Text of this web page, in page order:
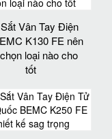
Vân Tay Điện
K130 FE nên
loại nào cho
tốt